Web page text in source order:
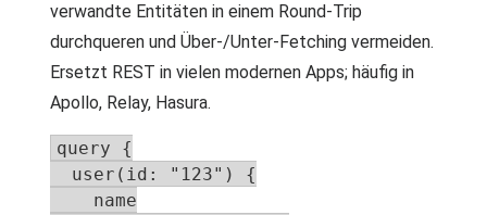
verwandte Entitäten in einem Round-Trip
durchqueren und Über-/Unter-Fetching vermeiden.
Ersetzt REST in vielen modernen Apps; häufig in
Apollo, Relay, Hasura.
query {
  user(id: "123") {
    name